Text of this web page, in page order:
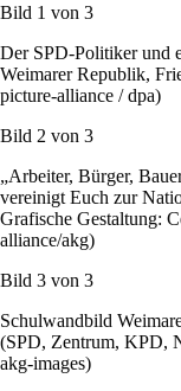
Bild 1 von 3
Der SPD-Politiker und
Weimarer Republik,
picture-alliance / dpa)
Bild 2 von 3
„Arbeiter, Bürger,
vereinigt Euch zur
Grafische Gestaltung:
alliance/akg)
Bild 3 von 3
Schulwandbild
(SPD, Zentrum, KPD,
akg-images)